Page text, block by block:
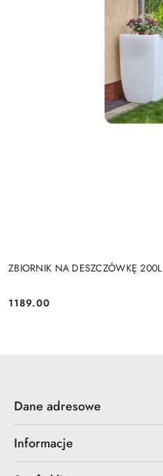
ZBIORNIK NA DESZCZÓWKĘ 200L
Cena:
1189.00
Dane adresowe
Informacje